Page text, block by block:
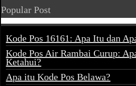
Popular Post
Kode Pos 16161: Apa Itu dan
Kode Pos Air Rambai Curup:
Ketahui?
Apa itu Kode Pos Belawa?